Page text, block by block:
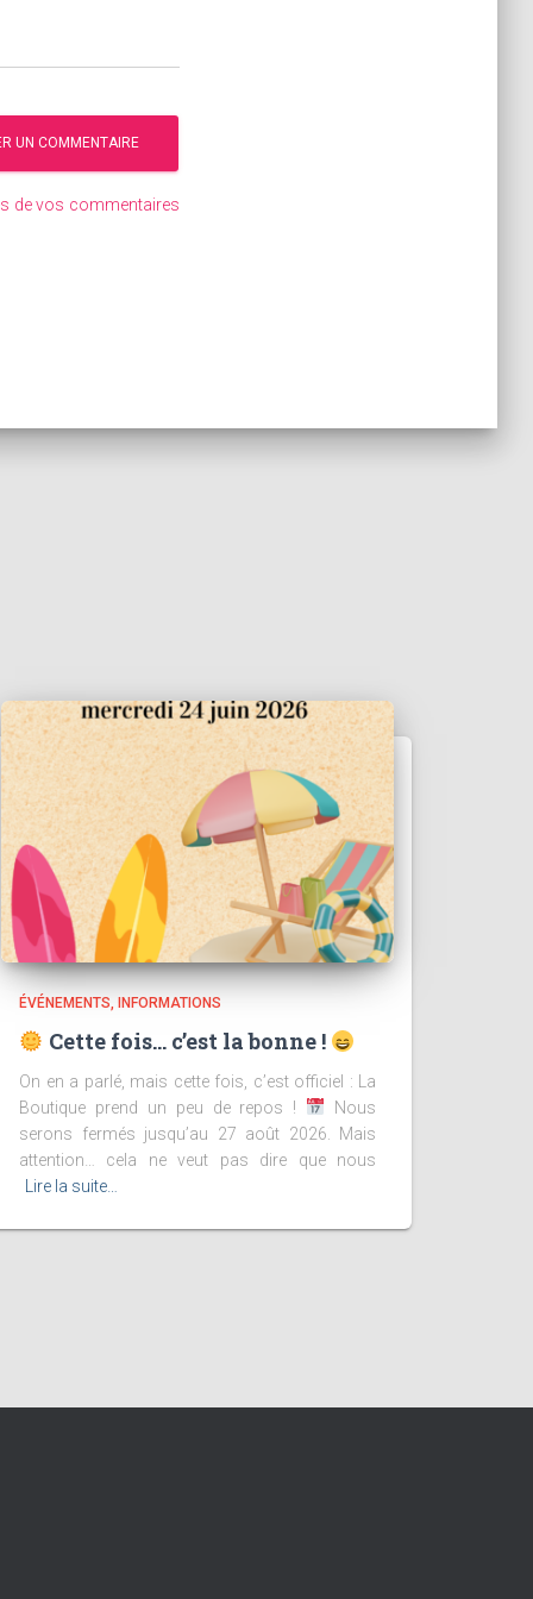
de vos commentaires
ÉVÉNEMENTS INFORMATIONS
Cette fois… c’est la bonne !
On en a parlé, mais cette fois, c’est officiel : La
Boutique prend un peu de repos !
Nous
serons fermés jusqu’au 27 août 2026. Mais
attention… cela ne veut pas dire que nous
Lire la suite…